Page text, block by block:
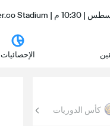
الإحصائيات
كأس الدوريات